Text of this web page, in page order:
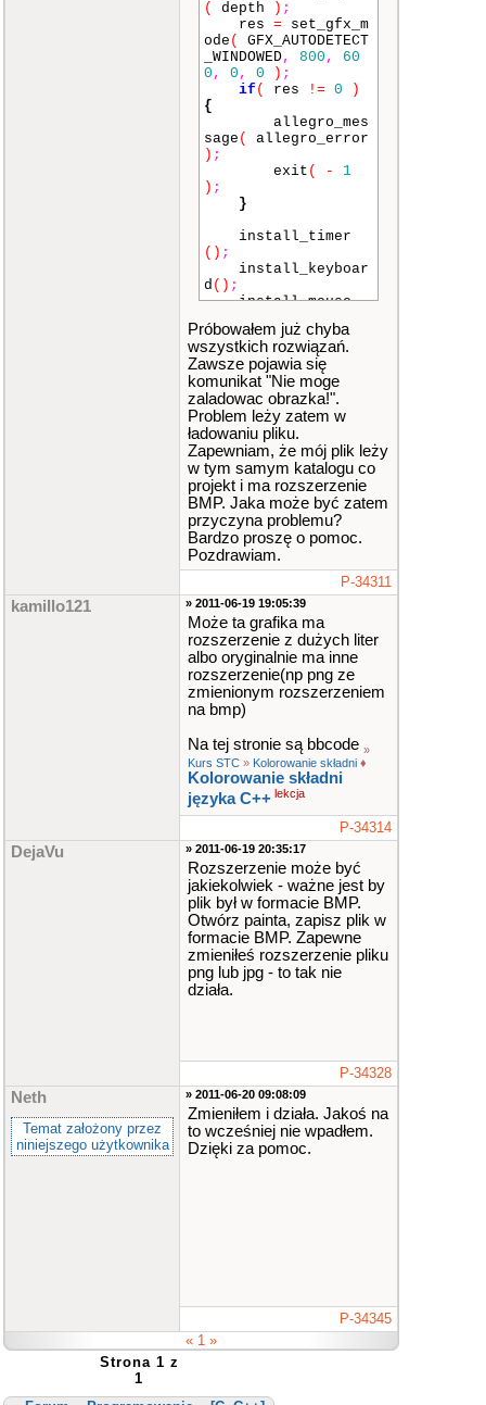
(
depth ) ;
res = set_gfx_m
ode (
GFX_AUTODETECT
_WINDOWED, 800 ,
60
0 , 0 , 0 ) ;
if ( res != 0
)
{
allegro_mes
sage (
allegro_error
) ;
exit ( -
1
) ;
}
install_timer
() ;
install_keyboar
d () ;
install_mouse
/* add other in
itializations here
*/
}
intmain()
{
init ();
clear_to_color(
screen,makecol( 0,
0, 0 ) );
BITMAP*grafik
a=NULL;
grafika =load_
bmp( "grafika.bmp"
default_palette);
if( !grafika)
{
set_gfx_mod
e(GFX_TEXT, 0, 0 ,
0, 0 );
allegro_mes
sage( "Nie moge zal
adowac obrazka!"
t () ;
return 0;
}
masked_blit
0,
0, 100, 100,grafik
a->w,grafika
while( !key [KE
Y_ESC ] )
{
/* put your
code here */
}
}
END_OF_MAIN()
Próbowałem już chyba
wszystkich rozwiązań.
Zawsze pojawia się
komunikat "Nie moge
zaladowac obrazka!".
Problem leży zatem w
ładowaniu pliku.
Zapewniam, że mój plik leży
w tym samym katalogu co
projekt i ma rozszerzenie
BMP. Jaka może być zatem
przyczyna problemu?
Bardzo proszę o pomoc.
Pozdrawiam.
P-34311
kamillo121 » 2011-06-19 19:05:39
Może ta grafika ma
rozszerzenie z dużych liter
albo oryginalnie ma inne
rozszerzenie(np png ze
zmienionym rozszerzeniem
na bmp)
Na tej stronie są bbcode »
Kurs STC » Kolorowanie składni ♦
Kolorowanie składni
języka C++ lekcja
P-34314
DejaVu » 2011-06-19 20:35:17
Rozszerzenie może być
jakiekolwiek - ważne jest by
plik był w formacie BMP.
Otwórz painta, zapisz plik w
formacie BMP. Zapewne
zmieniłeś rozszerzenie pliku
png lub jpg - to tak nie
działa.
P-34328
Neth
Temat założony przez
niniejszego użytkownika
» 2011-06-20 09:08:09
Zmieniłem i działa. Jakoś na
to wcześniej nie wpadłem.
Dzięki za pomoc.
P-34345
« 1 »
Strona 1 z
1